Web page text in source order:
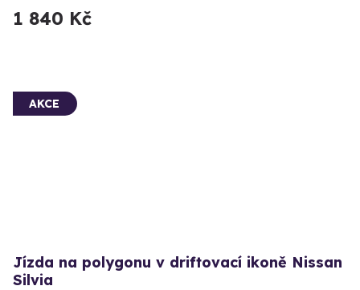
1 840 Kč
AKCE
Jízda na polygonu v driftovací ikoně Nissan
Silvia